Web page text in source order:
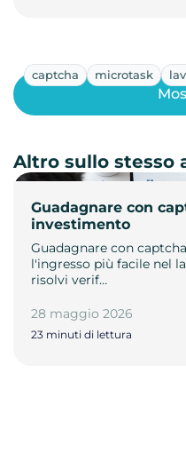
captcha microtask
Guadagnare con
investimento
Guadagnare con
l'ingresso più facile nel
risolvi verif…
28 maggio 2026
23 minuti di lettura
Altro sullo stesso